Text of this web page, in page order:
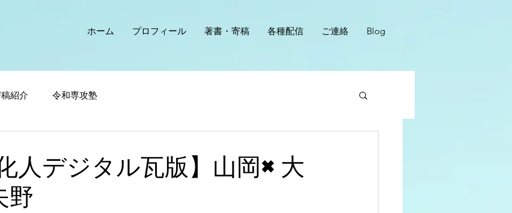
ホーム プロフィール 著書・寄稿 各種配信 ご連絡 Blog
紹介 令和専攻塾
人デジタル瓦版】山岡×大